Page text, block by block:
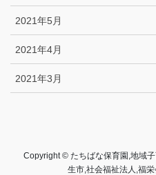
2021年5月
2021年4月
2021年3月
Copyright © たちばな保育園,地域
生市,社会福祉法人,福